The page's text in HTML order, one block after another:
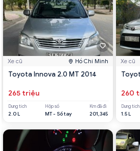
Xe cũ Hồ Chí Minh
Toyota Innova 2.0 MT 2014
265 triệu
Dung tích
2.0 L
Hộp số
MT - Số tay
Km đã đi
201,345
Xe cũ
260
Dung tích
1.5 L